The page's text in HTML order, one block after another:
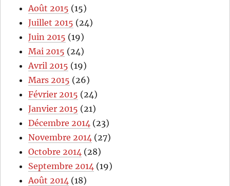
Août 2015 (15)
Juillet 2015 (24)
Juin 2015 (19)
Mai 2015 (24)
Avril 2015 (19)
Mars 2015 (26)
Février 2015 (24)
Janvier 2015 (21)
Décembre 2014 (23)
Novembre 2014 (27)
Octobre 2014 (28)
Septembre 2014 (19)
Août 2014 (18)